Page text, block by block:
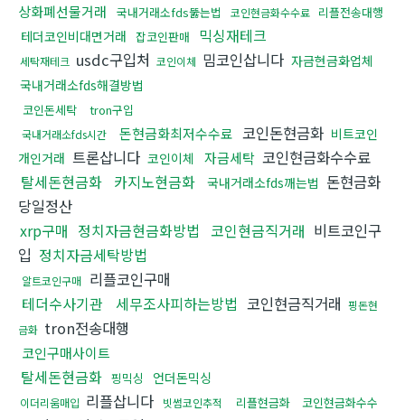
상화폐선물거래
국내거래소fds뚫는법 코인현금화수수료 리플전송대행
테더코인비대면거래 잡코인판매 믹싱재테크
세탁재테크 usdc구입처 코인이체 밈코인삽니다 자금현금화업체
국내거래소fds해결방법
코인돈세탁 tron구입
국내거래소fds시간 돈현금화최저수수료 코인돈현금화 비트코인
개인거래 트론삽니다 코인이체 자금세탁 코인현금화수수료
탈세돈현금화 카지노현금화 국내거래소fds깨는법 돈현금화
당일정산
xrp구매 정치자금현금화방법 코인현금직거래 비트코인구
입 정치자금세탁방법
알트코인구매 리플코인구매
테더수사기관
세무조사피하는방법 코인현금직거래 핑돈현
금화 tron전송대행
코인구매사이트
탈세돈현금화 핑믹싱 언더돈믹싱
이더리움매입 리플삽니다 빗썸코인추적 리플현금화
코인현금화수수